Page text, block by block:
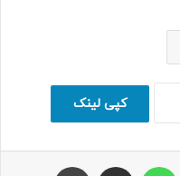
کپی لینک
اسکایپ واتس آپ اشتراک با ایمیل